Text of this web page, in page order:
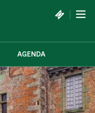
|
AGENDA